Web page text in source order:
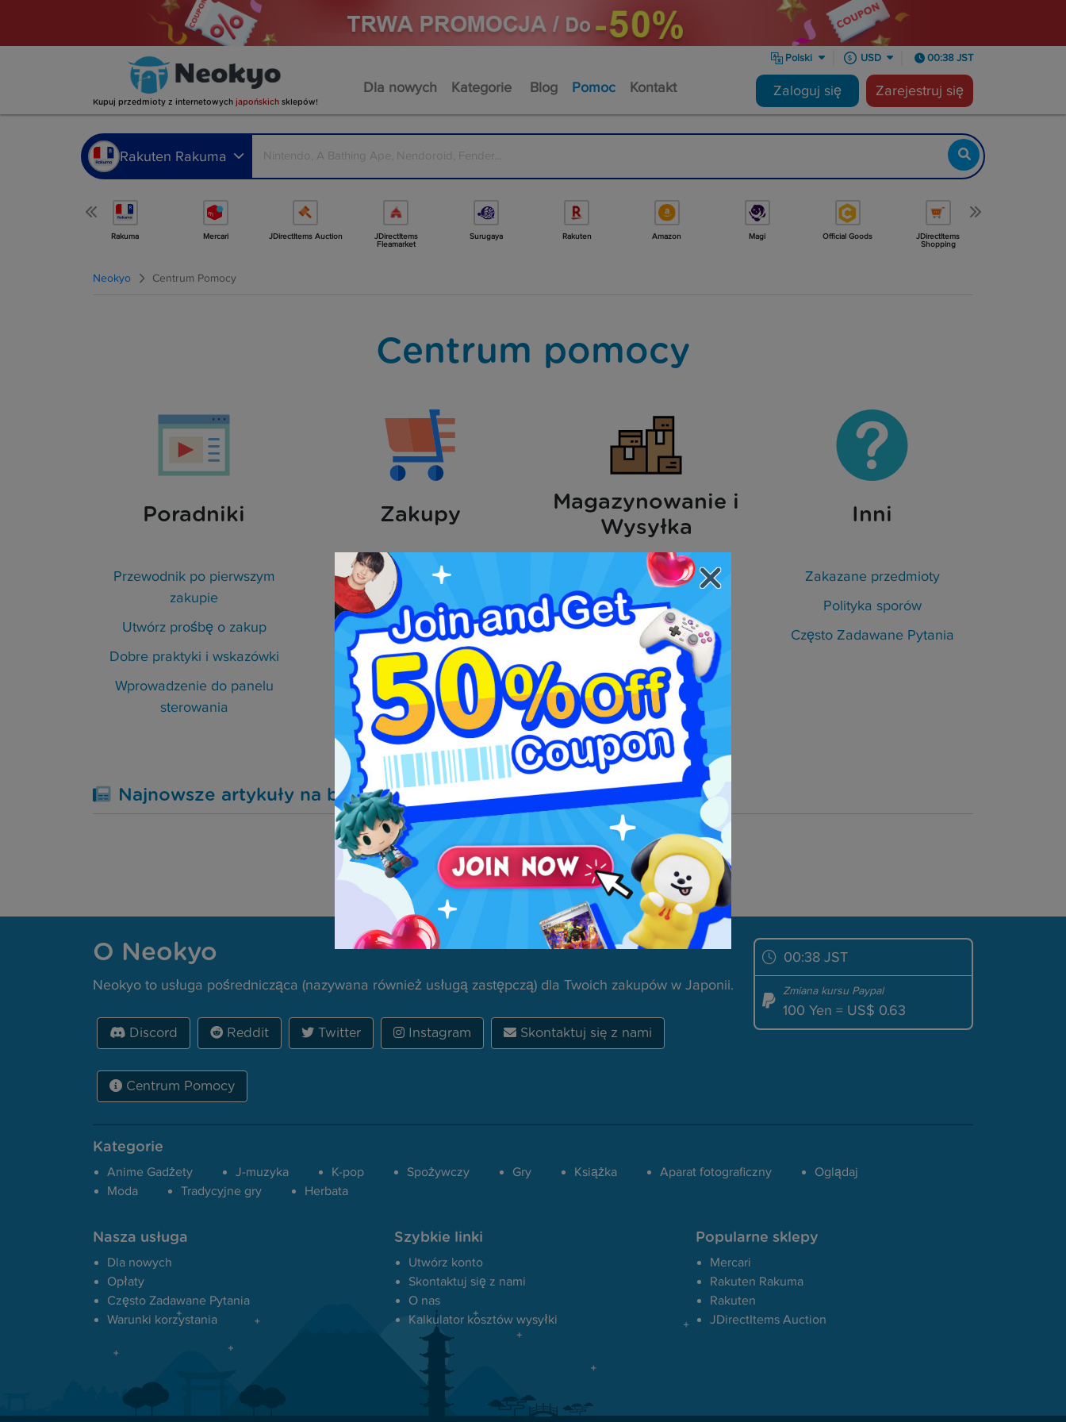
Kupuj przedmioty z internetowych japońskich sklepów!
Dla nowych Kategorie Blog Pomoc Kontakt
Polski USD 00:38 JST
Zaloguj się Zarejestruj się
Rakuten Rakuma
Rakuma Mercari JDirectItems Auction
JDirectItems
Fleamarket
Surugaya Rakuten Amazon Magi Official Goods
JDirectItems
Shopping
Neokyo Centrum Pomocy
Centrum pomocy
Poradniki
Przewodnik po pierwszym
zakupie
Utwórz prośbę o zakup
Dobre praktyki i wskazówki
Wprowadzenie do panelu
sterowania
Zakupy
Opłaty
Zintegrowane sklepy
Przewodnik po aukcjach
Przewodnik Rakuma
Przewodnik Mercari
Płatność i portfel
Magazynowanie i
Wysyłka
Przechowywanie
Proces wysyłki
Kalkulator kosztów wysyłki
Inni
Zakazane przedmioty
Polityka sporów
Często Zadawane Pytania
Najnowsze artykuły na blogu
Zobacz wszystkie artykuły
O Neokyo
Neokyo to usługa pośrednicząca (nazywana również usługą zastępczą) dla Twoich zakupów w Japonii.
Discord Reddit Twitter Instagram Skontaktuj się z nami
Centrum Pomocy
00:38 JST
Zmiana kursu Paypal
100 Yen = US$ 0.63
Kategorie
Anime Gadżety J-muzyka K-pop Spożywczy Gry Książka Aparat fotograficzny
Oglądaj
Moda
Tradycyjne gry Herbata
Nasza usługa
Dla nowych
Opłaty
Często Zadawane Pytania
Warunki korzystania
Szybkie linki
Utwórz konto
Skontaktuj się z nami
O nas
Kalkulator kosztów wysyłki
Popularne sklepy
Mercari
Rakuten Rakuma
Rakuten
JDirectItems Auction